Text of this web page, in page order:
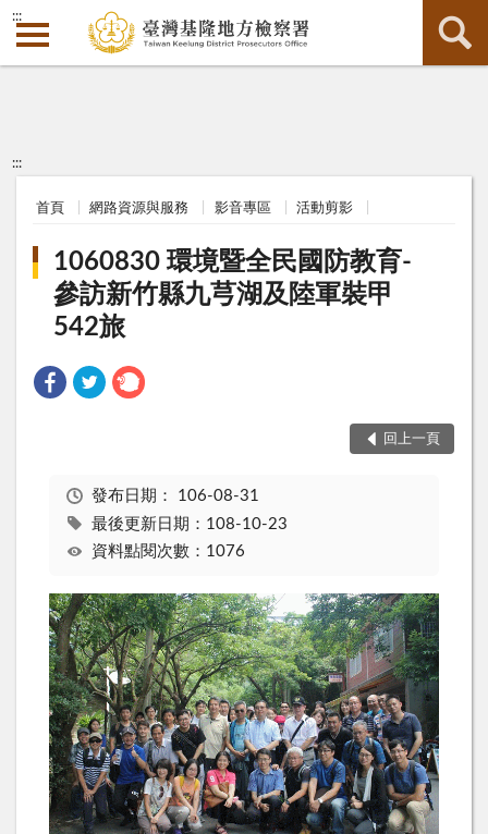
:::
:::
首頁 網路資源與服務 影音專區 活動剪影
1060830 環境暨全民國防教育-
參訪新竹縣九芎湖及陸軍裝甲
542旅
回上一頁
發布日期： 106-08-31
最後更新日期：108-10-23
資料點閱次數：1076